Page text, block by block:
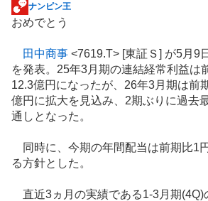
掲
示
事
ナンピン王
おめでとう
田中商事 <7619.T> [東証Ｓ] が5月9
を発表。25年3月期の連結経常利益は
12.3億円になったが、26年3月期は前
億円に拡大を見込み、2期ぶりに過去
通しとなった。
同時に、今期の年間配当は前期比1
る方針とした。
直近3ヵ月の実績である1-3月期(4Q)